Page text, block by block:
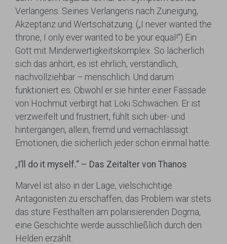
Verlangens. Seines Verlangens nach Zuneigung,
Akzeptanz und Wertschätzung. („I never wanted the
throne, I only ever wanted to be your equal!“) Ein
Gott mit Minderwertigkeitskomplex. So lächerlich
sich das anhört, es ist ehrlich, verständlich,
nachvollziehbar – menschlich. Und darum
funktioniert es. Obwohl er sie hinter einer Fassade
von Hochmut verbirgt hat Loki Schwächen. Er ist
verzweifelt und frustriert, fühlt sich über- und
hintergangen, allein, fremd und vernachlässigt.
Emotionen, die sicherlich jeder schon einmal hatte.
„ I’ll do it myself.“ – Das Zeitalter von Thanos
Marvel ist also in der Lage, vielschichtige
Antagonisten zu erschaffen, das Problem war stets
das sture Festhalten am polarisierenden Dogma,
eine Geschichte werde ausschließlich durch den
Helden erzählt.